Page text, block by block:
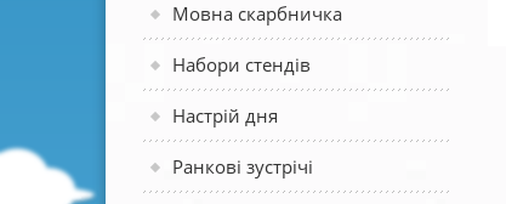
Мовна скарбничка
Набори стендів
Настрій дня
Ранкові зустрічі